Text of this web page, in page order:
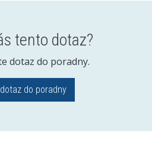
tento dotaz?
dotaz do poradny.
do poradny